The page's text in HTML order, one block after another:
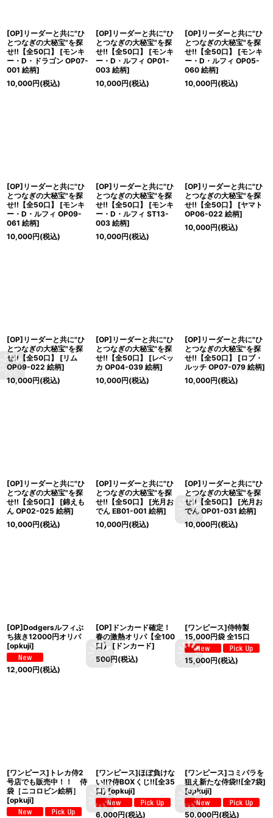
[OP]リーダーと共に"ひ
とつなぎの大秘宝"を探
せ!!【全50口】
[モンキ
ー・D・ドラゴン OP07-
001 絵柄]
10,000円(税込)
[OP]リーダーと共に"ひ
とつなぎの大秘宝"を探
せ!!【全50口】
[モンキ
ー・D・ルフィ OP01-
003 絵柄]
10,000円(税込)
[OP]リーダーと共に"ひ
とつなぎの大秘宝"を探
せ!!【全50口】
[モンキ
ー・D・ルフィ OP05-
060 絵柄]
10,000円(税込)
[OP]リーダーと共に"ひ
とつなぎの大秘宝"を探
せ!!【全50口】
[モンキ
ー・D・ルフィ OP09-
061 絵柄]
10,000円(税込)
[OP]リーダーと共に"ひ
とつなぎの大秘宝"を探
せ!!【全50口】
[モンキ
ー・D・ルフィ ST13-
003 絵柄]
10,000円(税込)
[OP]リーダーと共に"ひ
とつなぎの大秘宝"を探
せ!!【全50口】
[ヤマト
OP06-022 絵柄]
10,000円(税込)
[OP]リーダーと共に"ひ
とつなぎの大秘宝"を探
せ!!【全50口】
[リム
OP09-022 絵柄]
10,000円(税込)
[OP]リーダーと共に"ひ
とつなぎの大秘宝"を探
せ!!【全50口】
[レベッ
カ OP04-039 絵柄]
10,000円(税込)
[OP]リーダーと共に"ひ
とつなぎの大秘宝"を探
せ!!【全50口】
[ロブ・
ルッチ OP07-079 絵柄]
10,000円(税込)
[OP]リーダーと共に"ひ
とつなぎの大秘宝"を探
せ!!【全50口】
[錦えも
ん OP02-025 絵柄]
10,000円(税込)
[OP]リーダーと共に"ひ
とつなぎの大秘宝"を探
せ!!【全50口】
[光月お
でん EB01-001 絵柄]
10,000円(税込)
[OP]リーダーと共に"ひ
とつなぎの大秘宝"を探
せ!!【全50口】
[光月お
でん OP01-031 絵柄]
10,000円(税込)
[OP]Dodgersルフィぶ
ち抜き12000円オリパ
[opkuji]
12,000円(税込)
[OP]ドンカード確定！
春の激熱オリパ【全100
口】
[ドンカード]
500円(税込)
[ワンピース]侍特製
15,000円袋 全15口
15,000円(税込)
[ワンピース]トレカ侍2
号店でも販売中！！ 侍
袋［ニコロビン絵柄］
[opkuji]
[ワンピース]ほぼ負けな
い!!?侍BOXくじ!![全35
口] [opkuji]
6,000円(税込)
[ワンピース]コミパラを
狙え新たな侍袋!![全7袋]
[opkuji]
50,000円(税込)